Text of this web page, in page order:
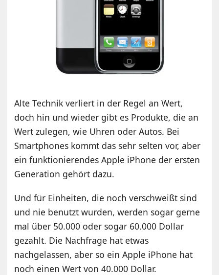
Alte Technik verliert in der Regel an Wert,
doch hin und wieder gibt es Produkte, die an
Wert zulegen, wie Uhren oder Autos. Bei
Smartphones kommt das sehr selten vor, aber
ein funktionierendes Apple iPhone der ersten
Generation gehört dazu.
Und für Einheiten, die noch verschweißt sind
und nie benutzt wurden, werden sogar gerne
mal über 50.000 oder sogar 60.000 Dollar
gezahlt. Die Nachfrage hat etwas
nachgelassen, aber so ein Apple iPhone hat
noch einen Wert von 40.000 Dollar.